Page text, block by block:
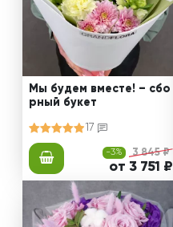
Мы будем вместе! – сбо
рный букет
17
-3% 3 845 ₽
от 3 751 ₽